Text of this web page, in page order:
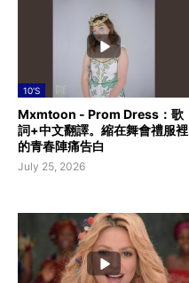
10'S
Mxmtoon - Prom Dress：歌
詞+中文翻譯。縮在舞會禮服裡
的青春陣痛告白
July 25, 2026